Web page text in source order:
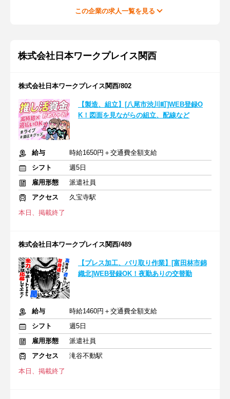
この企業の求人一覧を見る
株式会社日本ワークプレイス関西
株式会社日本ワークプレイス関西/802
【製造、組立】[八尾市渋川町]WEB登録O
K！図面を見ながらの組立、配線など
給与
時給1650円＋交通費全額支給
シフト
週5日
雇用形態
派遣社員
アクセス
久宝寺駅
本日、掲載終了
株式会社日本ワークプレイス関西/489
【プレス加工、バリ取り作業】[富田林市錦
織北]WEB登録OK！夜勤ありの交替勤
給与
時給1460円＋交通費全額支給
シフト
週5日
雇用形態
派遣社員
アクセス
滝谷不動駅
本日、掲載終了